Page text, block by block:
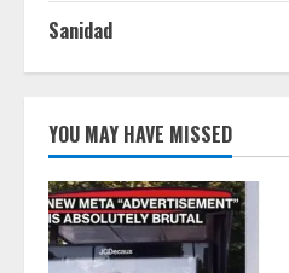
Sanidad
YOU MAY HAVE MISSED